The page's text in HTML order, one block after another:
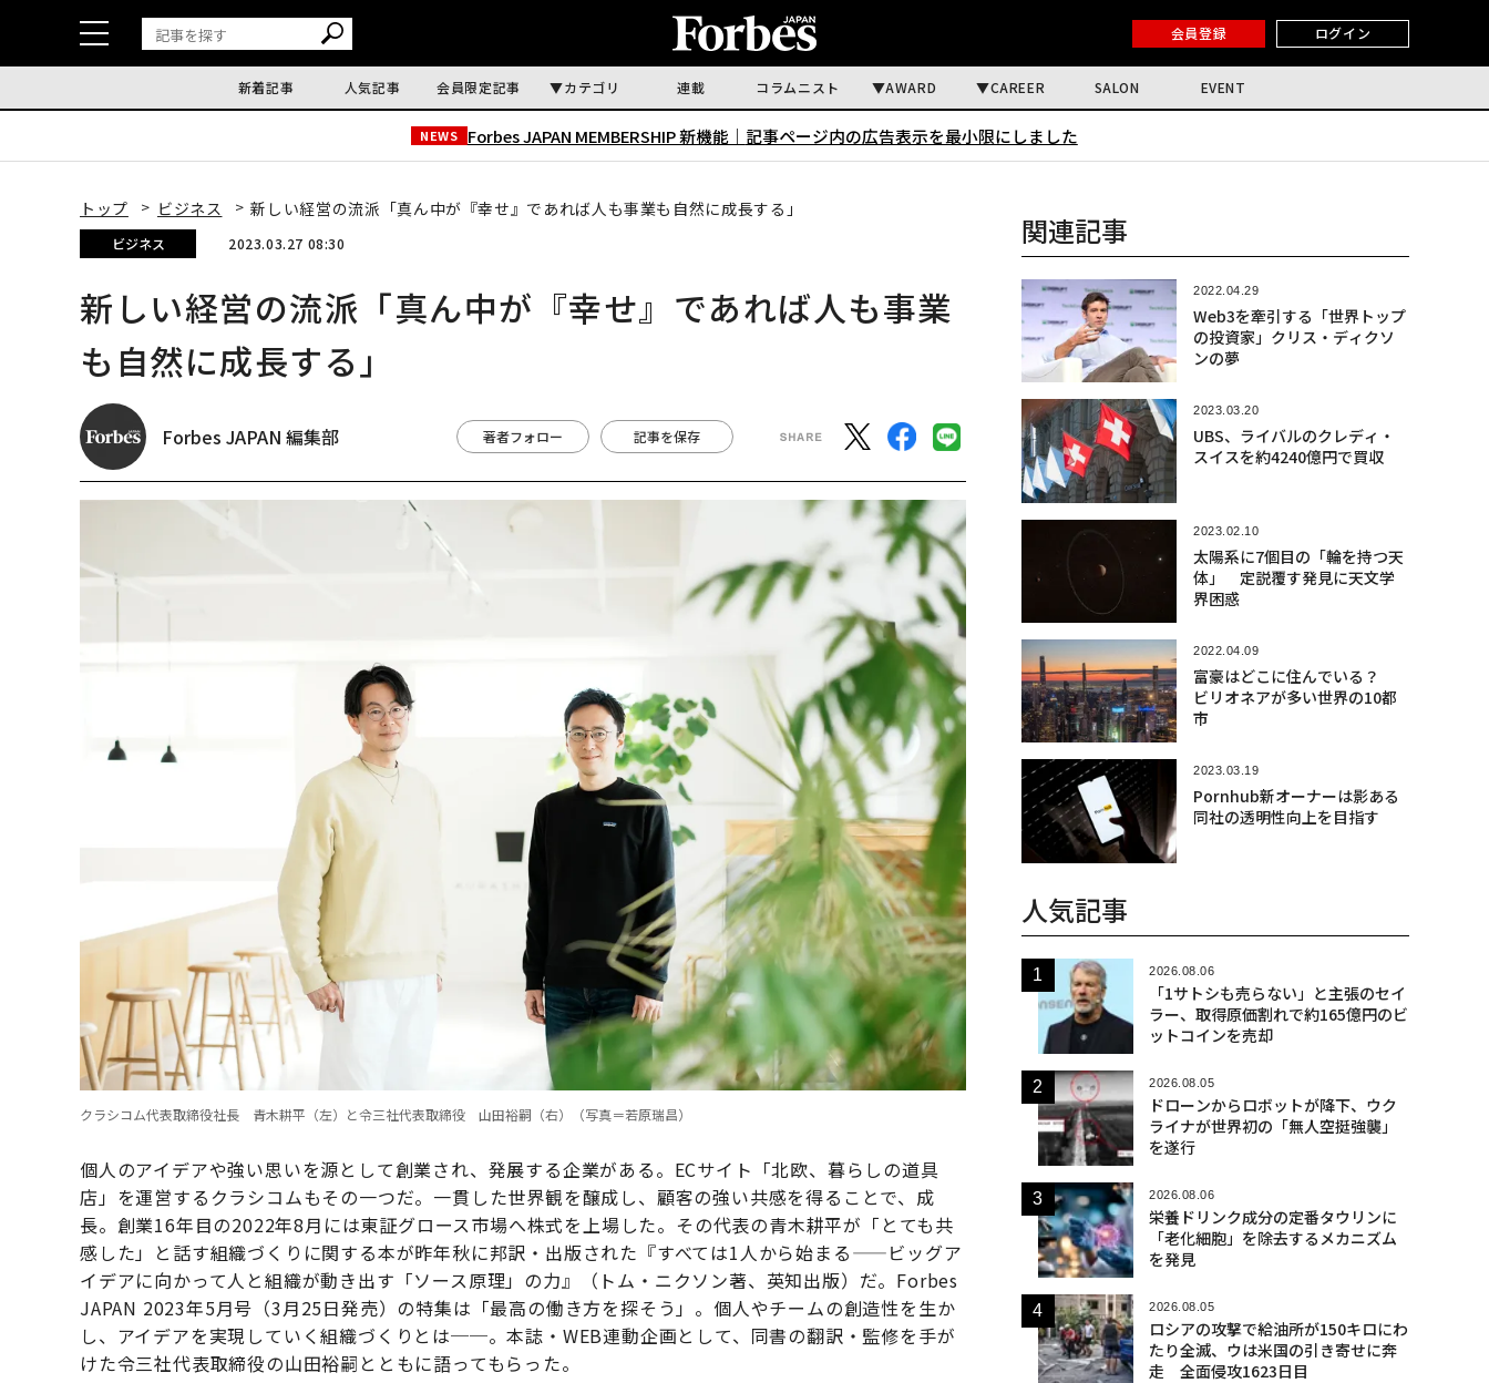
会員登録 ログイン
新着記事 人気記事 会員限定記事 カテゴリ 連載 コラムニスト AWARD CAREER SALON EVENT
NEWS Forbes JAPAN MEMBERSHIP 新機能｜ 記事ページ内の広告表示を最小限にしました
トップ ビジネス 新しい経営の流派「真ん中が『幸せ』であれば人も事業も自然に成長する」
ビジネス 2023.03.27 08:30
新しい経営の流派「真ん中が『幸せ』であれば人も事業
も自然に成長する」
Forbes JAPAN 編集部 著者フォロー 記事を保存
クラシコム代表取締役社長 青木耕平（左）と令三社代表取締役 山田裕嗣（右）（写真＝若原瑞昌）
個人のアイデアや強い思いを源として創業され、発展する企業がある。ECサイト「北欧、暮らしの道具
店」を運営するクラシコムもその一つだ。一貫した世界観を醸成し、顧客の強い共感を得ることで、成
長。創業16年目の2022年8月には東証グロース市場へ株式を上場した。その代表の青木耕平が「とても共
感した」と話す組織づくりに関する本が昨年秋に邦訳・出版された『すべては1人から始まる——ビッグア
イデアに向かって人と組織が動き出す「ソース原理」の力』（トム・ニクソン著、英知出版）だ。Forbes
JAPAN 2023年5月号（3月25日発売）の特集は「最高の働き方を探そう」。個人やチームの創造性を生か
し、アイデアを実現していく組織づくりとは──。本誌・WEB連動企画として、同書の翻訳・監修を手が
けた令三社代表取締役の山田裕嗣とともに語ってもらった。
関連記事
2022.04.29
Web3を牽引する「世界トップ
の投資家」クリス・ディクソ
ンの夢
2023.03.20
UBS、ライバルのクレディ・
スイスを約4240億円で買収
2023.02.10
太陽系に7個目の「輪を持つ天
体」 定説覆す発見に天文学
界困惑
2022.04.09
富豪はどこに住んでいる？
ビリオネアが多い世界の10都
市
2023.03.19
Pornhub新オーナーは影ある
同社の透明性向上を目指す
人気記事
2026.08.06
「1サトシも売らない」と主張のセイ
ラー、取得原価割れで約165億円のビ
ットコインを売却
2026.08.05
ドローンからロボットが降下、ウク
ライナが世界初の「無人空挺強襲」
を遂行
2026.08.06
栄養ドリンク成分の定番タウリンに
「老化細胞」を除去するメカニズム
を発見
2026.08.05
ロシアの攻撃で給油所が150キロにわ
たり全滅、ウは米国の引き寄せに奔
走 全面侵攻1623日目